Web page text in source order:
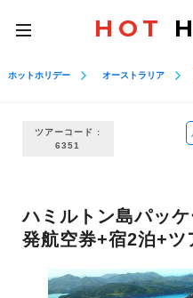
toggle
navigation
HOT
ホットホリデー オーストラリア
ツアーコード :
6351
ハミルトン島パッ
発航空券+宿2泊+ツ